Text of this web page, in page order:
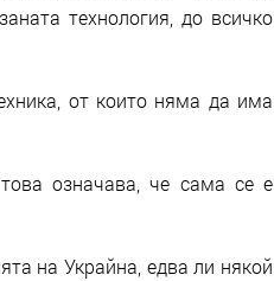
технология, до всичко
от които няма да има
означава, че сама се е
на Украйна, едва ли някой